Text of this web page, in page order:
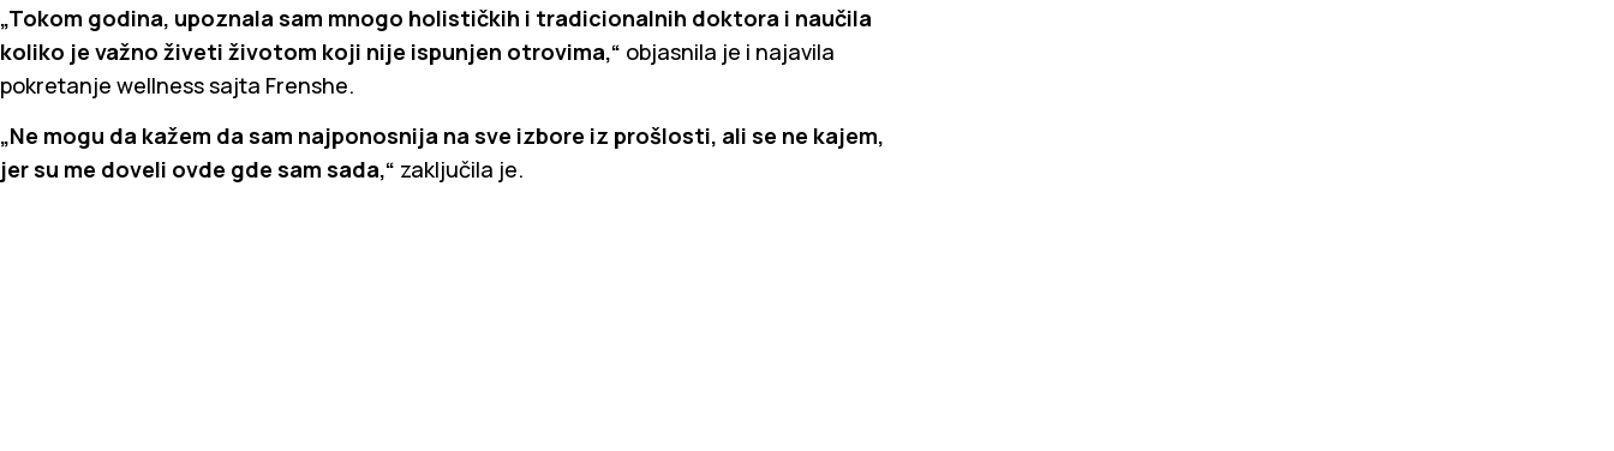
„Tokom godina, upoznala sam mnogo holističkih i tradicionalnih doktora i naučila
koliko je važno živeti životom koji nije ispunjen otrovima,“ objasnila je i najavila
pokretanje wellness sajta Frenshe.
„Ne mogu da kažem da sam najponosnija na sve izbore iz prošlosti, ali se ne kajem,
jer su me doveli ovde gde sam sada,“ zaključila je.